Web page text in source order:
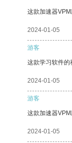
这款加速器
2024-01-05
游客
这款学习软件的
2024-01-05
游客
这款加速器
2024-01-05